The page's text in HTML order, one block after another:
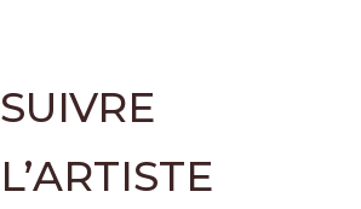
SUIVRE
L’ARTISTE